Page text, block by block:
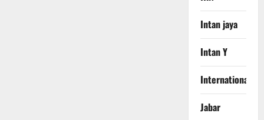
Intan jaya
Intan Y
International
Jabar